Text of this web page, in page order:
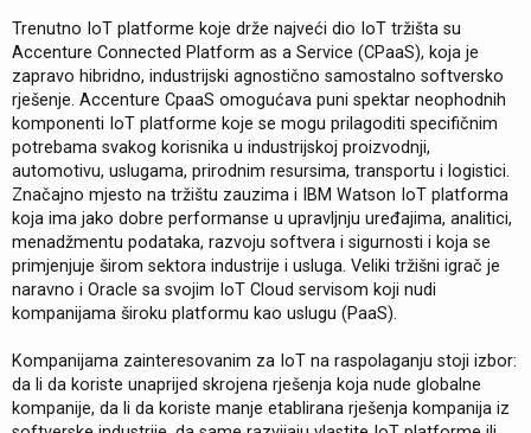
Trenutno IoT platforme koje drže najveći dio IoT tržišta su
Accenture Connected Platform as a Service (CPaaS), koja je
zapravo hibridno, industrijski agnostično samostalno softversko
rješenje. Accenture CpaaS omogućava puni spektar neophodnih
komponenti IoT platforme koje se mogu prilagoditi specifičnim
potrebama svakog korisnika u industrijskoj proizvodnji,
automotivu, uslugama, prirodnim resursima, transportu i logistici.
Značajno mjesto na tržištu zauzima i IBM Watson IoT platforma
koja ima jako dobre performanse u upravljnju uređajima, analitici,
menadžmentu podataka, razvoju softvera i sigurnosti i koja se
primjenjuje širom sektora industrije i usluga. Veliki tržišni igrač je
naravno i Oracle sa svojim IoT Cloud servisom koji nudi
kompanijama široku platformu kao uslugu (PaaS).
Kompanijama zainteresovanim za IoT na raspolaganju stoji izbor:
da li da koriste unaprijed skrojena rješenja koja nude globalne
kompanije, da li da koriste manje etablirana rješenja kompanija iz